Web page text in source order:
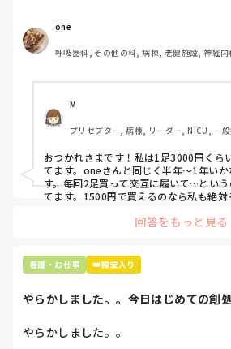
わたしの職場の指定は「白のスニーカー
すぐに汚くなるので1,500円は絶対に
半年〜1年未満で交換しています。
職場の人が「ナースシューズに3000円
て言ってて、わたしの倍額は出せるの
で、世の皆さんはどうなのかなと…🤔
one
呼吸器科, その他の科, 病棟, 老健施設, 神経
M
プリセプター, 病棟, リーダー, NICU, 一
おつかれさまです！私は1足3000円くら
てます。oneさんと同じく半年〜1年い
す。毎回2足買って交互に履いて…とい
てます。1500円で買えるのなら私も絶対
回答をもっと見る
看護・お仕事 👑殿堂入り
やらかしました。。今日はじめての創
やらかしました。。